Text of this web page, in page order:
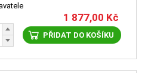
1 877,00 Kč
PŘIDAT DO KOŠÍKU